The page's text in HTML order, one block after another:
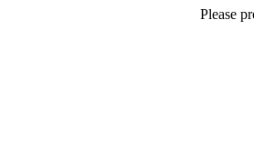
Please